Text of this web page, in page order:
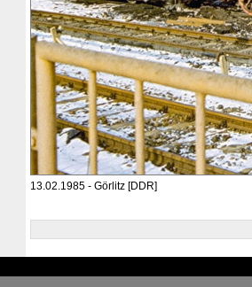
13.02.1985 - Görlitz [DDR]